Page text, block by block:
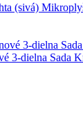
3-dielna Sada